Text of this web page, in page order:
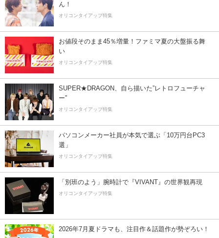
ん！
オリコンタイアップ特集
お値段そのまま45％増量！ファミマ夏の大盤振る舞
い
オリコンタイアップ特集
SUPER★DRAGON、自ら描いた”レトロフューチャ
ー”
オリコンタイアップ特集
パソコンメーカー社員が本気で選ぶ「10万円台PC3
選」
オリコンタイアップ特集
「別班のよう」腕時計で『VIVANT』の世界観再現
オリコンタイアップ特集
2026年7月夏ドラマも、注目作＆話題作が勢ぞろい！